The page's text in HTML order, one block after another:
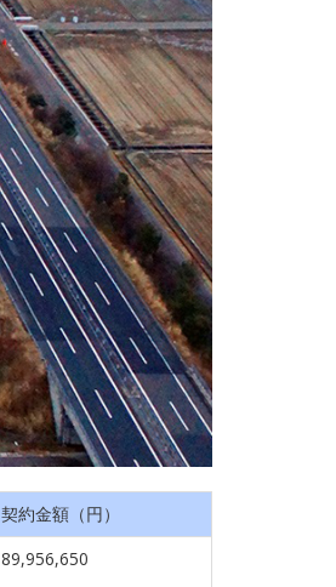
契約金額（円）
89,956,650